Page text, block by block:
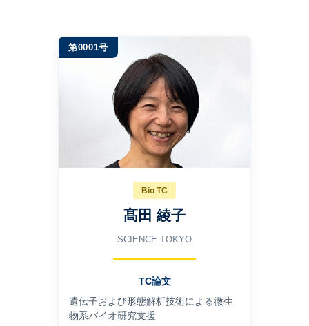
第0001号
Bio TC
髙田 綾子
SCIENCE TOKYO
TC論文
遺伝子および形態解析技術による微生
物系バイオ研究支援